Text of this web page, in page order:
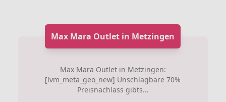
Max Mara Outlet in Metzingen
Max Mara Outlet in Metzingen:
[lvm_meta_geo_new] Unschlagbare 70%
Preisnachlass gibts...